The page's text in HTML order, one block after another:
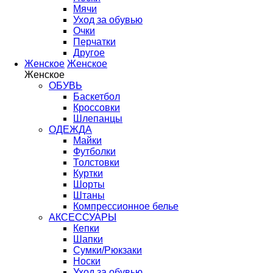
Мячи
Уход за обувью
Очки
Перчатки
Другое
Женское Женское
Женское
ОБУВЬ
Баскетбол
Кроссовки
Шлепанцы
ОДЕЖДА
Майки
Футболки
Толстовки
Куртки
Шорты
Штаны
Компрессионное белье
АКСЕССУАРЫ
Кепки
Шапки
Сумки/Рюкзаки
Носки